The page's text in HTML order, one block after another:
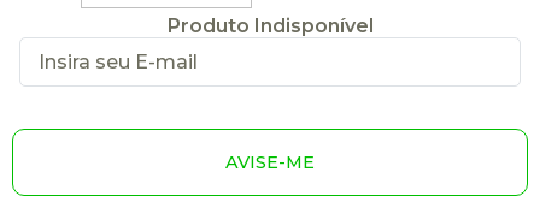
Produto Indisponível
AVISE-ME